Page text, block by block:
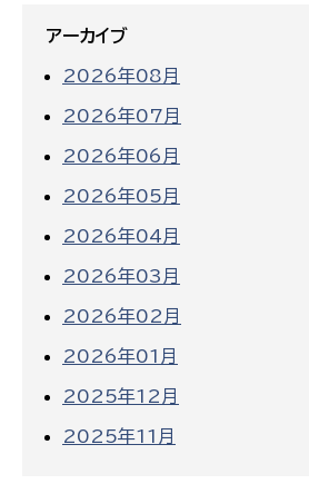
アーカイブ
2026年08月
2026年07月
2026年06月
2026年05月
2026年04月
2026年03月
2026年02月
2026年01月
2025年12月
2025年11月